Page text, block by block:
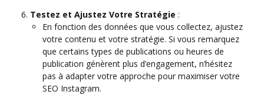
Testez et Ajustez Votre Stratégie :
En fonction des données que vous collectez, ajustez
votre contenu et votre stratégie. Si vous remarquez
que certains types de publications ou heures de
publication génèrent plus d’engagement, n’hésitez
pas à adapter votre approche pour maximiser votre
SEO Instagram.